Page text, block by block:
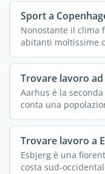
Sport a
Nonostante il clima
abitanti moltissime
Trovare lavoro
Aarhus è la
conta una
Trovare lavoro a
Esbjerg è una
costa sud-